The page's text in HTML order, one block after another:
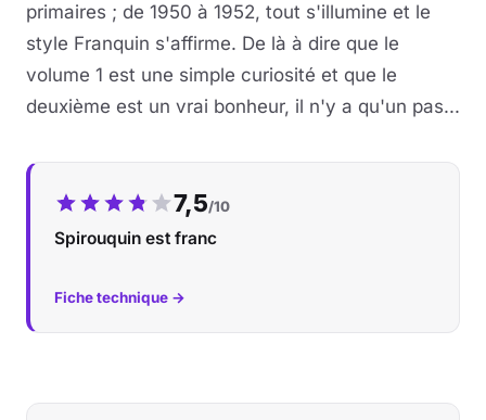
primaires ; de 1950 à 1952, tout s'illumine et le
style Franquin s'affirme. De là à dire que le
volume 1 est une simple curiosité et que le
deuxième est un vrai bonheur, il n'y a qu'un pas...
Notre note :
7,5/10
Spirouquin est franc
Fiche technique →